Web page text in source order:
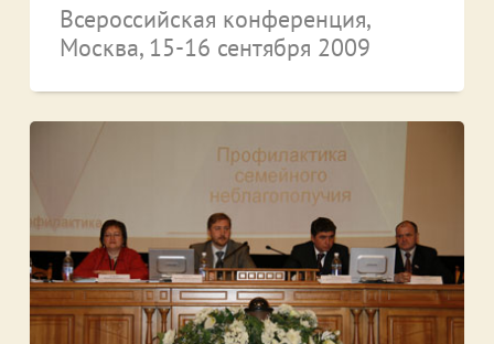
Всероссийская конференция,
Москва, 15-16 сентября 2009